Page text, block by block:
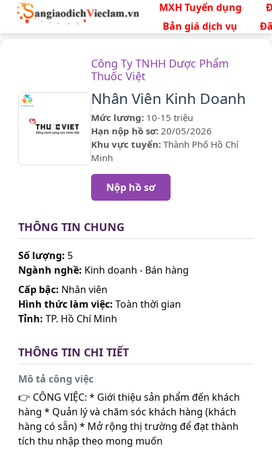
MXH Tuyển dụng
Bản giá dịch vụ
Công Ty TNHH Dược Phẩm
Thuốc Việt
Nhân Viên Kinh Doanh
Mức lương: 10-15 triệu
Hạn nộp hồ sơ: 20/05/2026
Khu vực tuyển: Thành Phố Hồ Chí
Minh
Nộp hồ sơ
THÔNG TIN CHUNG
Số lượng: 5
Ngành nghề: Kinh doanh - Bán hàng
Cấp bậc: Nhân viên
Hình thức làm việc: Toàn thời gian
Tỉnh: TP. Hồ Chí Minh
THÔNG TIN CHI TIẾT
Mô tả công việc
👉 CÔNG VIỆC: * Giới thiệu sản phẩm đến khách
hàng * Quản lý và chăm sóc khách hàng (khách
hàng có sẵn) * Mở rộng thị trường để đạt thành
tích thu nhập theo mong muốn